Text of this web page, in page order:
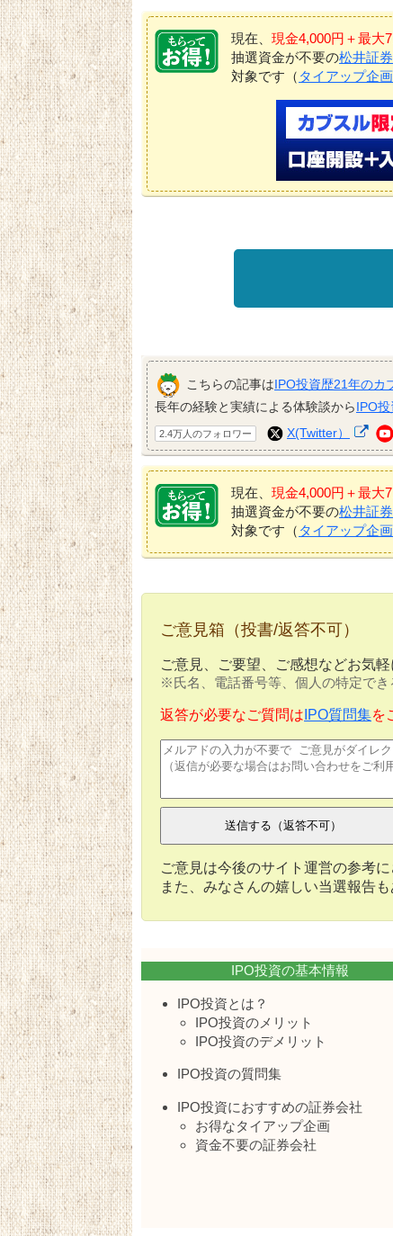
現在、 現金4,000円＋最大
抽選資金が不要の松井証券
対象です（ タイアップ企
こちらの記事はIPO投資歴21年のカ
長年の経験と実績による体験談からIPO
2.4万人のフォロワー X(Twitter）
現在、 現金4,000円＋最大
抽選資金が不要の松井証券
対象です（ タイアップ企
ご意見箱（投書/返答不可）
ご意見、ご要望、ご感想などお気
※氏名、電話番号等、個人の特定でき
返答が必要なご質問は IPO質問集を
ご意見は今後のサイト運営の参考に
また、みなさんの嬉しい当選報告も
IPO投資の基本情報
IPO投資とは？
IPO投資のメリット
IPO投資のデメリット
IPO投資の質問集
IPO投資におすすめの証券会社
お得なタイアップ企画
資金不要の証券会社